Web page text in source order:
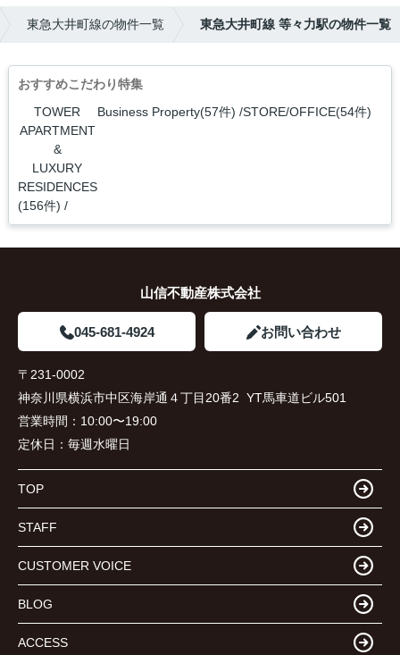
東急大井町線の物件一覧 東急大井町線 等々力駅の物件一覧
おすすめこだわり特集
TOWER
APARTMENT
&
LUXURY
RESIDENCES
(156件)
Business Property(57件) STORE/OFFICE(54件)
山信不動産株式会社
045-681-4924 お問い合わせ
〒231-0002
神奈川県横浜市中区海岸通４丁目20番2 YT馬車道ビル501
営業時間： 10:00〜19:00
定休日： 毎週水曜日
TOP
STAFF
CUSTOMER VOICE
BLOG
ACCESS